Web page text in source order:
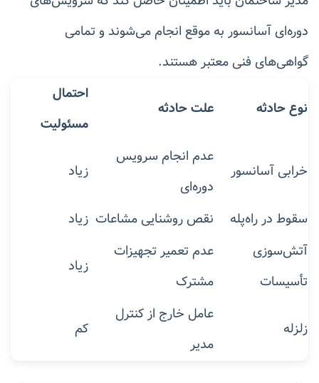
دوره‌ای آسانسور به موقع انجام می‌شوند و تمامی
گواهی‌های فنی معتبر هستند.
نوع حادثه علت حادثه
احتمال
مسئولیت
خرابی آسانسور
عدم انجام سرویس
دوره‌ای
زیاد
سقوط در راه‌پله نقص روشنایی مشاعات زیاد
آتش‌سوزی
تأسیسات
عدم تعمیر تجهیزات
مشترک
زیاد
زلزله
عامل خارج از کنترل
مدیر
کم